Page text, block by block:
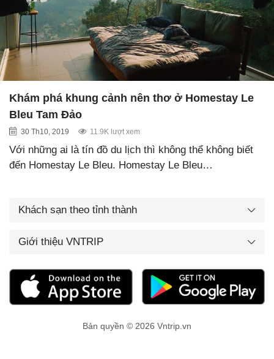
Khám phá khung cảnh nên thơ ở Homestay Le
Bleu Tam Đảo
30 Th10, 2019 11.9K lượt xem
Với những ai là tín đồ du lịch thì không thể không biết
đến Homestay Le Bleu. Homestay Le Bleu…
Khách sạn theo tỉnh thành
Giới thiệu VNTRIP
Bản quyền © 2026 Vntrip.vn